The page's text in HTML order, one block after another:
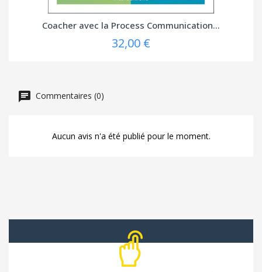
Coacher avec la Process Communication...
32,00 €
Commentaires (0)
Aucun avis n'a été publié pour le moment.